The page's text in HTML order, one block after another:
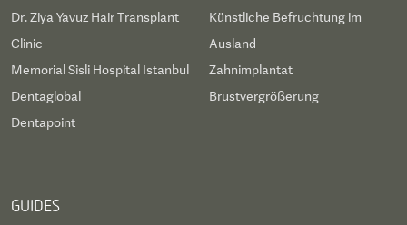
Dr. Ziya Yavuz Hair Transplant
Clinic
Memorial Sisli Hospital Istanbul
Dentaglobal
Dentapoint
Künstliche Befruchtung im
Ausland
Zahnimplantat
Brustvergrößerung
GUIDES